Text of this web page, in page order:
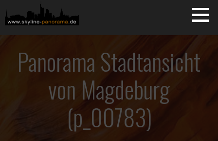
Inhalt
springen
SKYLINE-PANORAMA.DE
Panorama Stadtansicht
von Magdeburg
(p_00783)